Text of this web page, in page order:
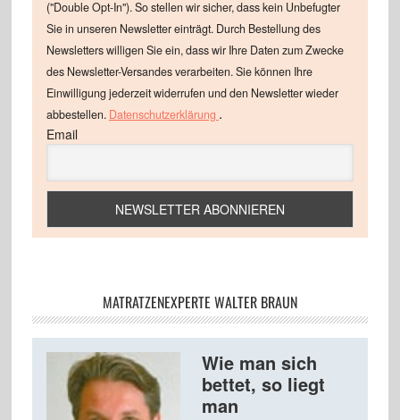
("Double Opt-In"). So stellen wir sicher, dass kein Unbefugter
Sie in unseren Newsletter einträgt. Durch Bestellung des
Newsletters willigen Sie ein, dass wir Ihre Daten zum Zwecke
des Newsletter-Versandes verarbeiten. Sie können Ihre
Einwilligung jederzeit widerrufen und den Newsletter wieder
abbestellen. Datenschutzerklärung .
Email
MATRATZENEXPERTE WALTER BRAUN
Wie man sich
bettet, so liegt
man